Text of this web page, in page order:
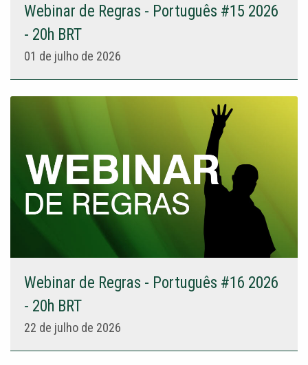
Webinar de Regras - Português #15 2026
- 20h BRT
01 de julho de 2026
Webinar de Regras - Português #16 2026
- 20h BRT
22 de julho de 2026